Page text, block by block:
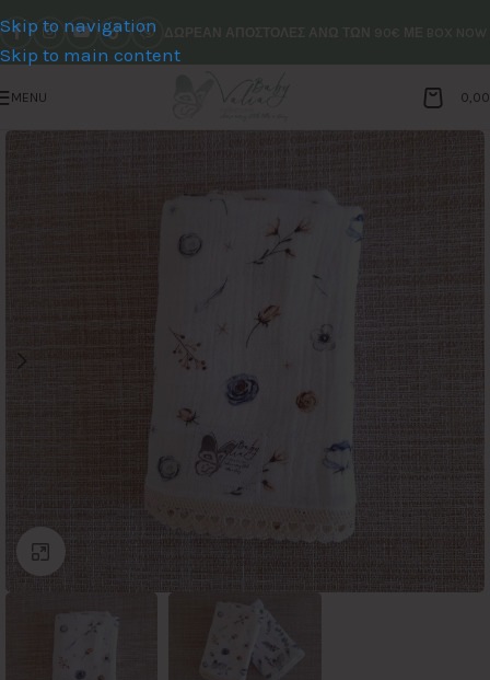
Skip to navigation
Skip to main content
MENU
Click to enlarge